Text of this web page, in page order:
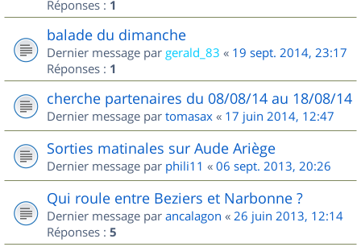
Réponses : 1
balade du dimanche
Dernier message par gerald_83 « 19 sept. 2014, 23:17
Réponses : 1
cherche partenaires du 08/08/14 au 18/08/14
Dernier message par tomasax « 17 juin 2014, 12:47
Sorties matinales sur Aude Ariège
Dernier message par phili11 « 06 sept. 2013, 20:26
Qui roule entre Beziers et Narbonne ?
Dernier message par ancalagon « 26 juin 2013, 12:14
Réponses : 5